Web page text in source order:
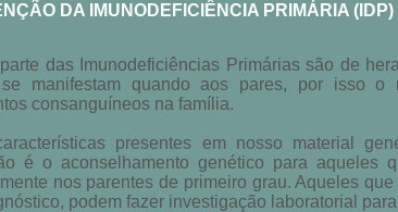
DA IMUNODEFICIÊNCIA PRIMÁRIA (IDP)
das Imunodeficiências Primárias são de
manifestam quando aos pares, por isso o
consanguíneos na família.
presentes em nosso material
é o aconselhamento genético para aqueles
nos parentes de primeiro grau. Aqueles
podem fazer investigação laboratorial